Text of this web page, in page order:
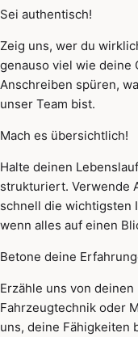
Sei authentisch!
Zeig uns, wer du
genauso viel wie deine
Anschreiben spüren,
unser Team bist.
Mach es übersichtlich!
Halte deinen
strukturiert. Verwende
schnell die wichtigsten
wenn alles auf einen
Betone deine
Erzähle uns von
Fahrzeugtechnik oder
uns, deine Fähigkeiten